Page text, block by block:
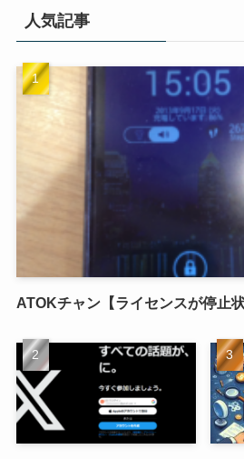
人気記事
ATOKチャン【ライセンスが停止